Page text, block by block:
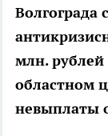
Волгограда
млн. рублей
областном
невыплаты